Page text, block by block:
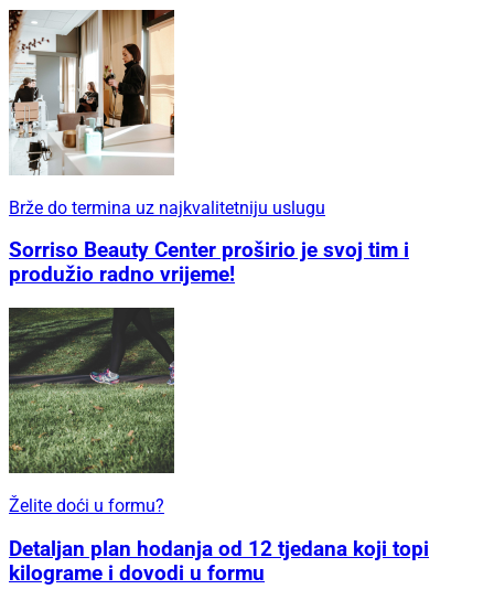
Brže do termina uz najkvalitetniju uslugu
Sorriso Beauty Center proširio je svoj tim i
produžio radno vrijeme!
Želite doći u formu?
Detaljan plan hodanja od 12 tjedana koji topi
kilograme i dovodi u formu